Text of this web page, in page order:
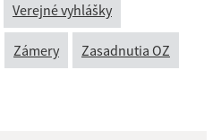
Verejné vyhlášky
Zámery Zasadnutia OZ